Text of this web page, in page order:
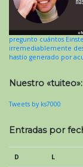
pregunto cuántos
irremediablemente
hastío generado por
Nuestro «tuiteo»:
Tweets by ks7000
Entradas por
D L